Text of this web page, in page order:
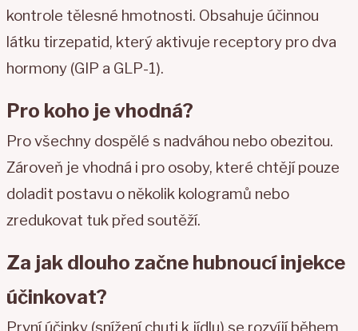
kontrole tělesné hmotnosti. Obsahuje účinnou
látku tirzepatid, který aktivuje receptory pro dva
hormony (GIP a GLP-1).
Pro koho je vhodná?
Pro všechny dospělé s nadváhou nebo obezitou.
Zároveň je vhodná i pro osoby, které chtějí pouze
doladit postavu o několik kologramů nebo
zredukovat tuk před soutěží.
Za jak dlouho začne hubnoucí injekce
účinkovat?